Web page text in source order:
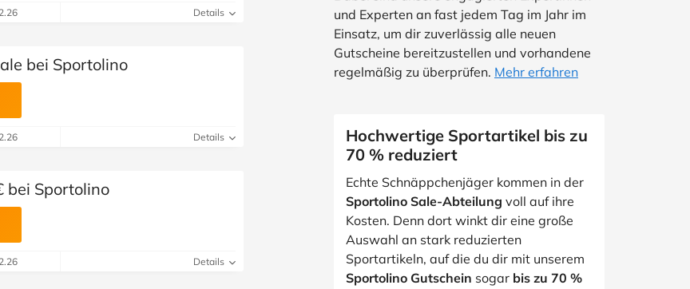
Details
bei Sportolino
Details
bei Sportolino
Details
und Experten an fast jedem Tag im Jahr im
Einsatz, um dir zuverlässig alle neuen
Gutscheine bereitzustellen und vorhandene
regelmäßig zu überprüfen. Mehr erfahren
Hochwertige Sportartikel bis zu
70 % reduziert
Echte Schnäppchenjäger kommen in der
Sportolino Sale-Abteilung voll auf ihre
Kosten. Denn dort winkt dir eine große
Auswahl an stark reduzierten
Sportartikeln, auf die du dir mit unserem
Sportolino Gutschein sogar bis zu 70 %